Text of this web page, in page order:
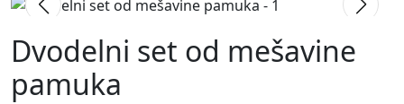
Dvodelni set od mešavine
pamuka